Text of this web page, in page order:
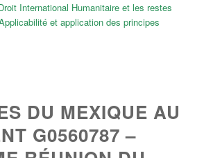
International Humanitaire et les restes
et application des principes
DU MEXIQUE AU
G0560787 –